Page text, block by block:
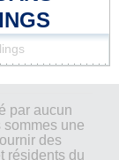
par aucun
une
des
résidents du